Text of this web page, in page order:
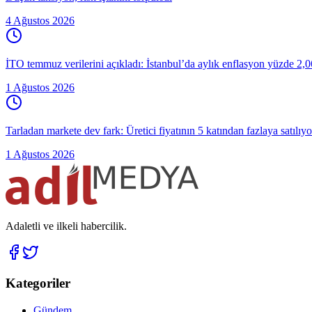
4 Ağustos 2026
İTO temmuz verilerini açıkladı: İstanbul’da aylık enflasyon yüzde
1 Ağustos 2026
Tarladan markete dev fark: Üretici fiyatının 5 katından fazlaya
1 Ağustos 2026
Adaletli ve ilkeli habercilik.
Kategoriler